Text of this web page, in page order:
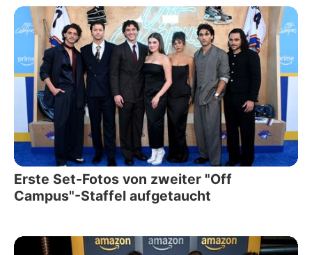
Erste Set-Fotos von zweiter "Off
Campus"-Staffel aufgetaucht